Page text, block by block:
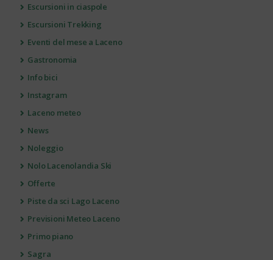
Escursioni in ciaspole
Escursioni Trekking
Eventi del mese a Laceno
Gastronomia
Info bici
Instagram
Laceno meteo
News
Noleggio
Nolo Lacenolandia Ski
Offerte
Piste da sci Lago Laceno
Previsioni Meteo Laceno
Primo piano
Sagra